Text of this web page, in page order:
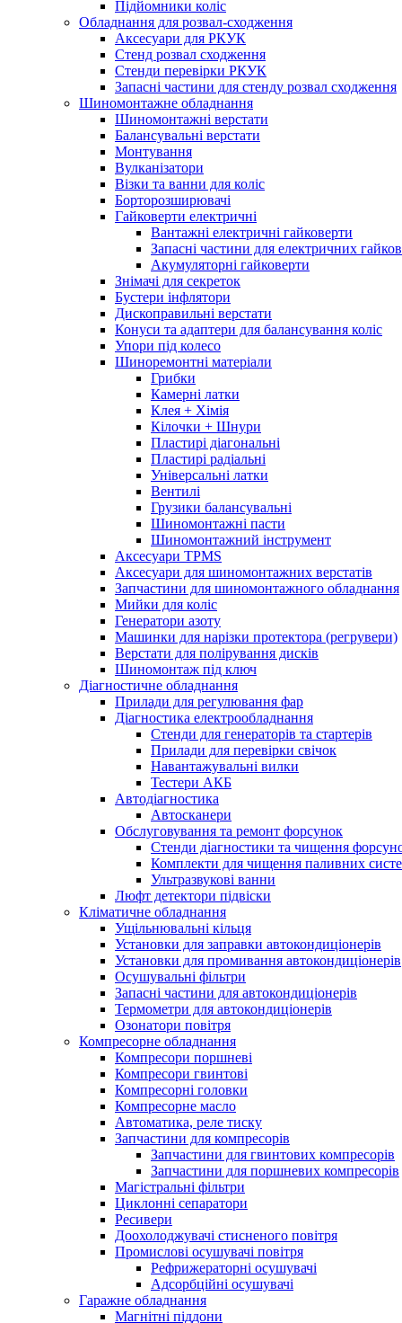
Підйомники коліс
Обладнання для розвал-сходження
Аксесуари для РКУК
Стенд розвал сходження
Стенди перевірки РКУК
Запасні частини для стенду розвал сходження
Шиномонтажне обладнання
Шиномонтажні верстати
Балансувальні верстати
Монтування
Вулканізатори
Візки та ванни для коліс
Борторозширювачі
Гайковерти електричні
Вантажні електричні гайковерти
Запасні частини для електричних
Акумуляторні гайковерти
Знімачі для секреток
Бустери інфлятори
Дископравильні верстати
Конуси та адаптери для балансування коліс
Упори під колесо
Шиноремонтні матеріали
Грибки
Камерні латки
Клея + Хімія
Кілочки + Шнури
Пластирі діагональні
Пластирі радіальні
Універсальні латки
Вентилі
Грузики балансувальні
Шиномонтажні пасти
Шиномонтажний інструмент
Аксесуари TPMS
Аксесуари для шиномонтажних верстатів
Запчастини для шиномонтажного обладнання
Мийки для коліс
Генератори азоту
Машинки для нарізки протектора (регрувери)
Верстати для полірування дисків
Шиномонтаж під ключ
Діагностичне обладнання
Прилади для регулювання фар
Діагностика електрообладнання
Стенди для генераторів та стартерів
Прилади для перевірки свічок
Навантажувальні вилки
Тестери АКБ
Автодіагностика
Автосканери
Обслуговування та ремонт форсунок
Стенди діагностики та чищення
Комплекти для чищення паливних
Ультразвукові ванни
Люфт детектори підвіски
Кліматичне обладнання
Ущільнювальні кільця
Установки для заправки автокондиціонерів
Установки для промивання автокондиціонерів
Осушувальні фільтри
Запасні частини для автокондиціонерів
Термометри для автокондиціонерів
Озонатори повітря
Компресорне обладнання
Компресори поршневі
Компресори гвинтові
Компресорні головки
Компресорне масло
Автоматика, реле тиску
Запчастини для компресорів
Запчастини для гвинтових компресорів
Запчастини для поршневих компресорів
Магістральні фільтри
Циклонні сепаратори
Ресивери
Доохолоджувачі стисненого повітря
Промислові осушувачі повітря
Рефрижераторні осушувачі
Адсорбційні осушувачі
Гаражне обладнання
Магнітні піддони